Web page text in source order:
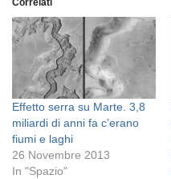
Effetto serra su Marte. 3,8
miliardi di anni fa c’erano
fiumi e laghi
26 Novembre 2013
In "Spazio"